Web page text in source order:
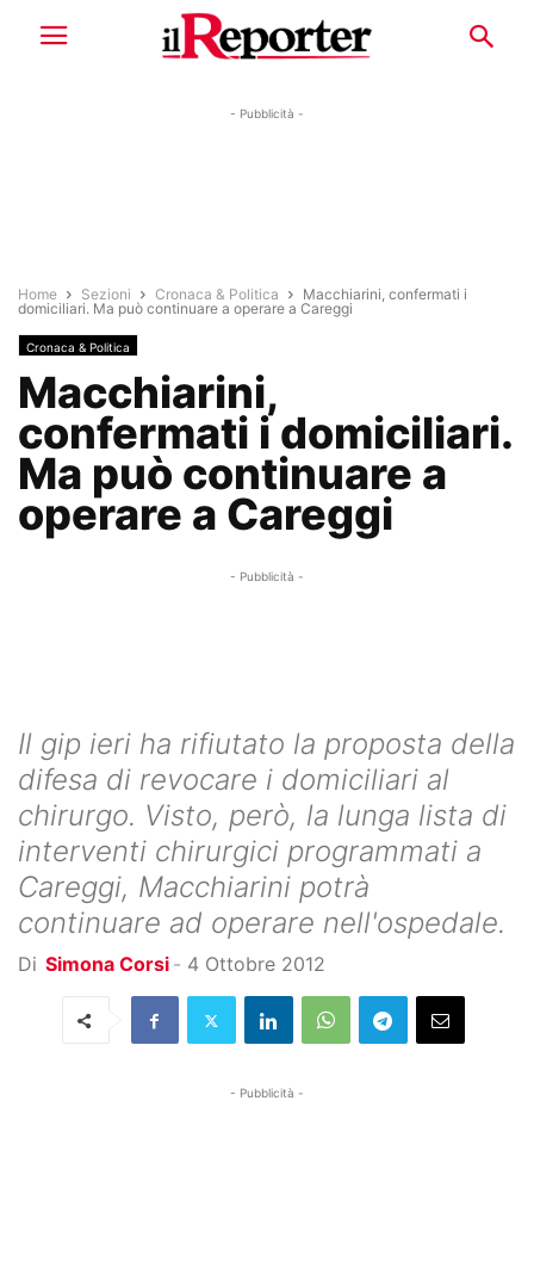
- Pubblicità -
Home Sezioni Cronaca & Politica
Macchiarini, confermati i
domiciliari. Ma può continuare a operare a Careggi
Cronaca & Politica
Macchiarini,
confermati i domiciliari.
Ma può continuare a
operare a Careggi
- Pubblicità -
Il gip ieri ha rifiutato la proposta della
difesa di revocare i domiciliari al
chirurgo. Visto, però, la lunga lista di
interventi chirurgici programmati a
Careggi, Macchiarini potrà
continuare ad operare nell'ospedale.
Di Simona Corsi - 4 Ottobre 2012
- Pubblicità -